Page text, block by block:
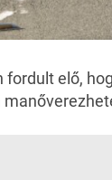
fordult elő,